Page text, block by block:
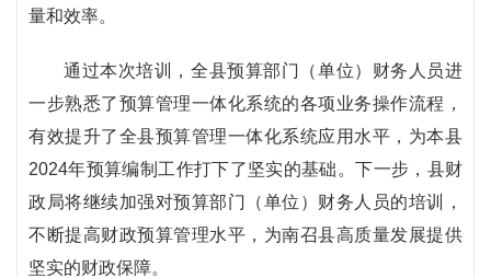
量和效率。
通过本次培训，全县预算部门（单位）财务人员进
一步熟悉了预算管理一体化系统的各项业务操作流程，
有效提升了全县预算管理一体化系统应用水平，为本县
2024年预算编制工作打下了坚实的基础。下一步，县财
政局将继续加强对预算部门（单位）财务人员的培训，
不断提高财政预算管理水平，为南召县高质量发展提供
坚实的财政保障。